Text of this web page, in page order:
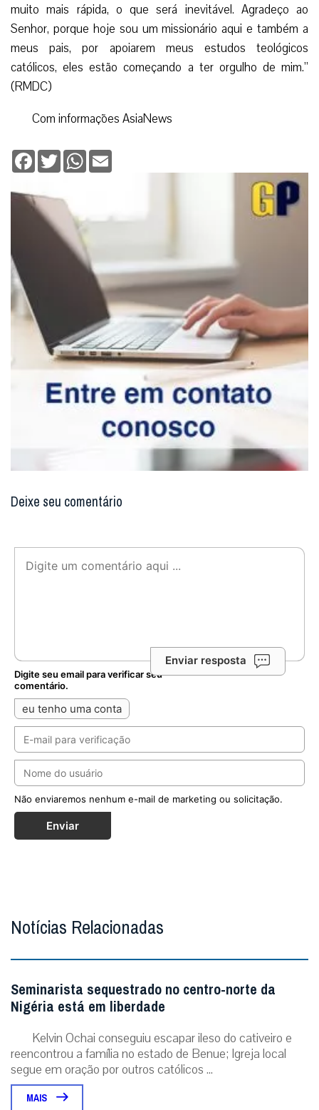
muito mais rápida, o que será inevitável. Agradeço ao
Senhor, porque hoje sou um missionário aqui e também a
meus pais, por apoiarem meus estudos teológicos
católicos, eles estão começando a ter orgulho de mim.”
(RMDC)
Com informações AsiaNews
Facebook
TwitterWhatsApp
Deixe seu comentário
Enviar resposta
Digite seu email para verificar seu
comentário.
eu tenho uma conta
Não enviaremos nenhum e-mail de marketing ou solicitação.
Enviar
Notícias Relacionadas
Seminarista sequestrado no centro-norte da
Nigéria está em liberdade
Kelvin Ochai conseguiu escapar ileso do cativeiro e
reencontrou a família no estado de Benue; Igreja local
segue em oração por outros católicos ...
MAIS